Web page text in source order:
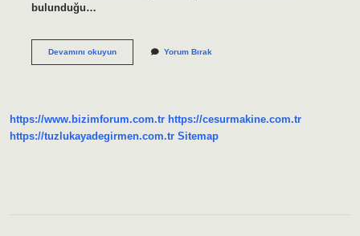
bulunduğu…
Devamını okuyunKılcal
Yorum Bırak
https://www.bizimforum.com.tr https://cesurmakine.com.tr
https://tuzlukayadegirmen.com.tr Sitemap